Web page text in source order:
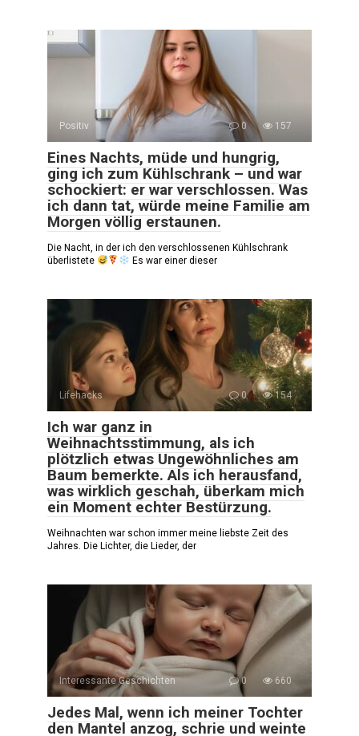
Positiv 0 157
Eines Nachts, müde und hungrig,
ging ich zum Kühlschrank – und war
schockiert: er war verschlossen. Was
ich dann tat, würde meine Familie am
Morgen völlig erstaunen.
Die Nacht, in der ich den verschlossenen Kühlschrank
überlistete
Es war einer dieser
Lifehacks 0 154
Ich war ganz in
Weihnachtsstimmung, als ich
plötzlich etwas Ungewöhnliches am
Baum bemerkte. Als ich herausfand,
was wirklich geschah, überkam mich
ein Moment echter Bestürzung.
Weihnachten war schon immer meine liebste Zeit des
Jahres. Die Lichter, die Lieder, der
Interessante Geschichten 0 660
Jedes Mal, wenn ich meiner Tochter
den Mantel anzog, schrie und weinte